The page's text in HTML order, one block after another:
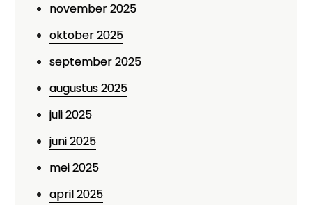
november 2025
oktober 2025
september 2025
augustus 2025
juli 2025
juni 2025
mei 2025
april 2025